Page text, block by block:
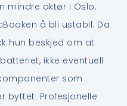
mindre aktør i Oslo.
å bli ustabil. Da
hun beskjed om at
ikke eventuell
som
byttet. Profesjonelle